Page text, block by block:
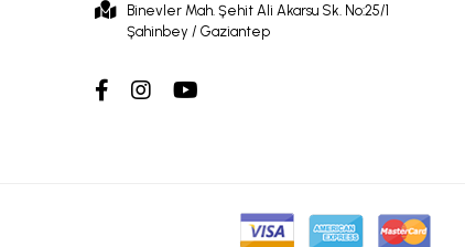
Binevler Mah. Şehit Ali Akarsu Sk. No:25/1
Şahinbey / Gaziantep